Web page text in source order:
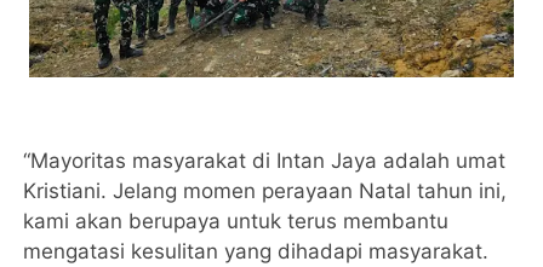
“Mayoritas masyarakat di Intan Jaya adalah umat
Kristiani. Jelang momen perayaan Natal tahun ini,
kami akan berupaya untuk terus membantu
mengatasi kesulitan yang dihadapi masyarakat.